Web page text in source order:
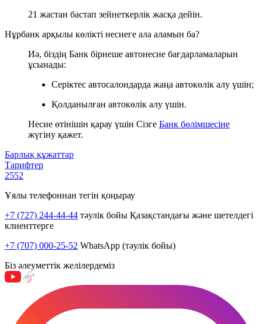
21 жастан бастап зейнеткерлік жасқа дейін.
Нұрбанк арқылы көлікті несиеге ала аламын ба?
Иә, біздің Банк бірнеше автонесие бағдарламаларын
ұсынады:
Серіктес автосалондарда жаңа автокөлік алу үшін;
Қолданылған автокөлік алу үшін.
Несие өтінішін қарау үшін Сізге Банк бөлімшесіне
жүгіну қажет.
Барлық құжаттар
Тарифтер
2552
Ұялы телефоннан тегін қоңырау
+7 (727) 244-44-44 тәулік бойы Қазақстандағы және шетелдегі
клиенттерге
+7 (707) 000-25-52 WhatsApp (тәулік бойы)
Біз әлеуметтік желілердеміз